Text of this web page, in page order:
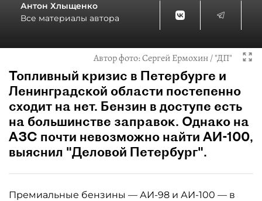
Антон Хлыщенко
Все материалы автора
Автор фото:Сергей Ермохин / "ДП"
Топливный кризис в Петербурге и
Ленинградской области постепенно
сходит на нет. Бензин в доступе есть
на большинстве заправок. Однако на
АЗС почти невозможно найти АИ-100,
выяснил "Деловой Петербург".
Премиальные бензины — АИ-98 и АИ-100 — в